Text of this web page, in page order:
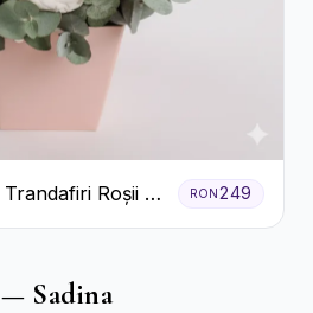
Roșii și
RON249
— Sadina